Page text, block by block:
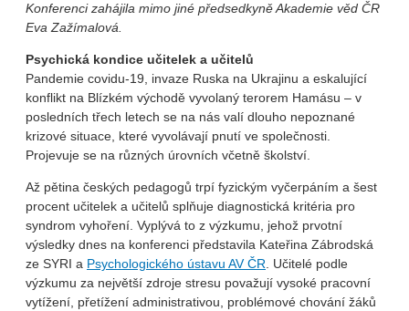
Konferenci zahájila mimo jiné předsedkyně Akademie věd ČR
Eva Zažímalová.
Psychická kondice učitelek a učitelů
Pandemie covidu-19, invaze Ruska na Ukrajinu a eskalující
konflikt na Blízkém východě vyvolaný terorem Hamásu – v
posledních třech letech se na nás valí dlouho nepoznané
krizové situace, které vyvolávají pnutí ve společnosti.
Projevuje se na různých úrovních včetně školství.
Až pětina českých pedagogů trpí fyzickým vyčerpáním a šest
procent učitelek a učitelů splňuje diagnostická kritéria pro
syndrom vyhoření. Vyplývá to z výzkumu, jehož prvotní
výsledky dnes na konferenci představila Kateřina Zábrodská
ze SYRI a Psychologického ústavu AV ČR. Učitelé podle
výzkumu za největší zdroje stresu považují vysoké pracovní
vytížení, přetížení administrativou, problémové chování žáků